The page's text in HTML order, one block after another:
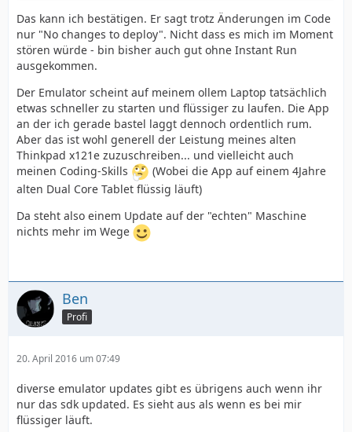
Das kann ich bestätigen. Er sagt trotz Änderungen im Code
nur "No changes to deploy". Nicht dass es mich im Moment
stören würde - bin bisher auch gut ohne Instant Run
ausgekommen.
Der Emulator scheint auf meinem ollem Laptop tatsächlich
etwas schneller zu starten und flüssiger zu laufen. Die App
an der ich gerade bastel laggt dennoch ordentlich rum.
Aber das ist wohl generell der Leistung meines alten
Thinkpad x121e zuzuschreiben... und vielleicht auch
meinen Coding-Skills
(Wobei die App auf einem 4Jahre
alten Dual Core Tablet flüssig läuft)
Da steht also einem Update auf der "echten" Maschine
nichts mehr im Wege
Ben
Profi
20. April 2016 um 07:49
diverse emulator updates gibt es übrigens auch wenn ihr
nur das sdk updated. Es sieht aus als wenn es bei mir
flüssiger läuft.